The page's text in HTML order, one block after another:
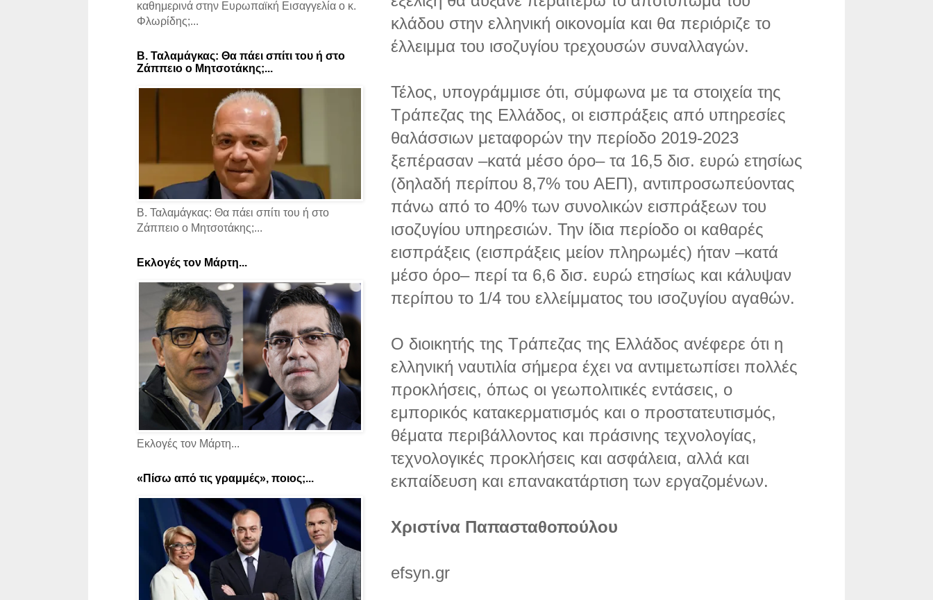
κλάδου στην ελληνική οικονομία και θα περιόριζε το
έλλειμμα του ισοζυγίου τρεχουσών συναλλαγών.
Τέλος, υπογράμμισε ότι, σύμφωνα με τα στοιχεία της
Τράπεζας της Ελλάδος, οι εισπράξεις από υπηρεσίες
θαλάσσιων μεταφορών την περίοδο 2019-2023
ξεπέρασαν –κατά μέσο όρο– τα 16,5 δισ. ευρώ ετησίως
(δηλαδή περίπου 8,7% του ΑΕΠ), αντιπροσωπεύοντας
πάνω από το 40% των συνολικών εισπράξεων του
ισοζυγίου υπηρεσιών. Την ίδια περίοδο οι καθαρές
εισπράξεις (εισπράξεις µείον πληρωµές) ήταν –κατά
μέσο όρο– περί τα 6,6 δισ. ευρώ ετησίως και κάλυψαν
περίπου το 1/4 του ελλείμματος του ισοζυγίου αγαθών.
Ο διοικητής της Τράπεζας της Ελλάδος ανέφερε ότι η
ελληνική ναυτιλία σήμερα έχει να αντιμετωπίσει πολλές
προκλήσεις, όπως οι γεωπολιτικές εντάσεις, ο
εμπορικός κατακερματισμός και ο προστατευτισμός,
θέματα περιβάλλοντος και πράσινης τεχνολογίας,
τεχνολογικές προκλήσεις και ασφάλεια, αλλά και
εκπαίδευση και επανακατάρτιση των εργαζομένων.
Χριστίνα Παπασταθοπούλου
efsyn.gr
καθημερινά στην Ευρωπαϊκή Εισαγγελία ο κ.
Φλωρίδης;...
Β. Ταλαμάγκας: Θα πάει σπίτι του ή στο
Ζάππειο ο Μητσοτάκης;...
Β. Ταλαμάγκας: Θα πάει σπίτι του ή στο
Ζάππειο ο Μητσοτάκης;...
Εκλογές τον Μάρτη...
Εκλογές τον Μάρτη...
«Πίσω από τις γραμμές», ποιος;...